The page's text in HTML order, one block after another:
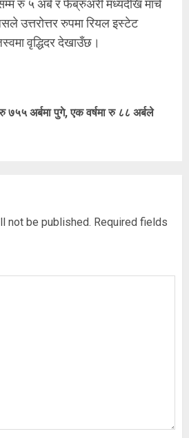
रु ५ अर्ब र फेब्रुअरी मध्यदेखि मार्च
उत्तरोत्तर रुपमा रियल इस्टेट
वृद्धिदर देखाउँछ।
७५५ अर्बमा पुगे, एक वर्षमा रु ८८ अर्बले
not be published. Required fields